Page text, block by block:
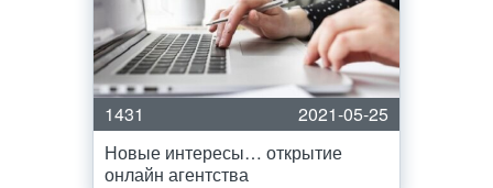
1431
2021-05-25
Новые интересы… открытие
онлайн агентства